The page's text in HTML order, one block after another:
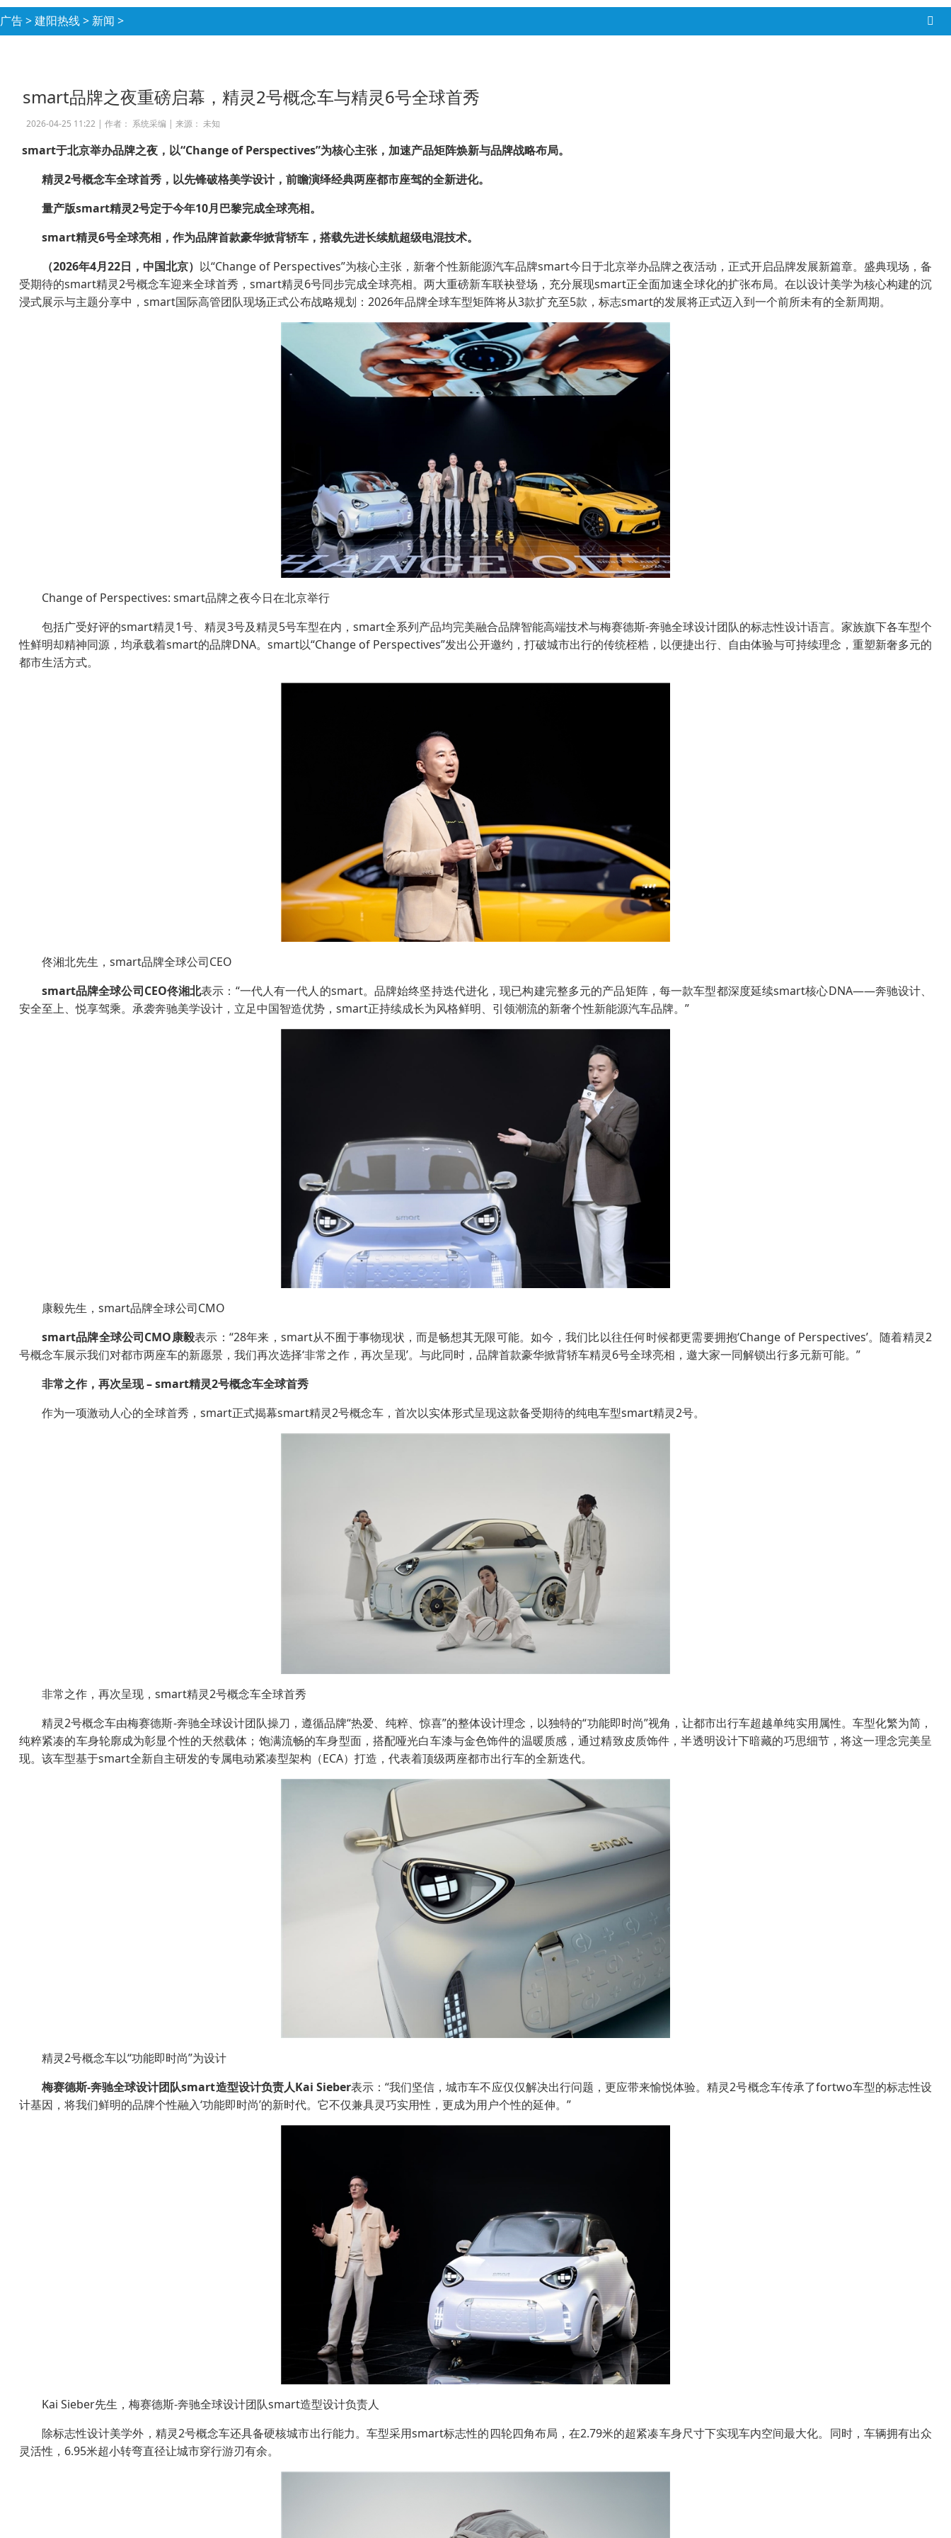
广告>建阳热线> 新闻 >
smart品牌之夜重磅启幕，精灵2号概念车与精灵6号全球首秀
2026-04-25 11:22 | 作者： 系统采编 | 来源： 未知
smart于北京举办品牌之夜，以“Change of Perspectives”为核心主张，加速产品矩阵焕新与品牌战略布局。
精灵2号概念车全球首秀，以先锋破格美学设计， 前瞻演绎经典两座都市座驾的全新进化。
量产版smart精灵2号定于今年10月巴黎完成全球亮相。
smart精灵6号全球亮相，作为品牌首款豪华掀背轿车，搭载先进长续航超级电混技术。
（2026年4月22日，中国北京） 以“Change of Perspectives”为核心主张，新奢个性新能源汽车品牌smart今日于北京举办品牌之夜活动，正式开启品牌发展新篇章。盛典现场，备
受期待的smart精灵2号概念车迎来全球首秀，smart精灵6号同步完成全球亮相。两大重磅新车联袂登场，充分展现smart正全面加速全球化的扩张布局。在以设计美学为核心构建的沉
浸式展示与主题分享中，smart国际高管团队现场正式公布战略规划：2026年品牌全球车型矩阵将从3款扩充至5款，标志smart的发展将正式迈入到一个前所未有的全新周期。
Change of Perspectives: smart品牌之夜今日在北京举行
包括广受好评的smart精灵1号、精灵3号及精灵5号车型在内，smart全系列产品均完美融合品牌智能高端技术与梅赛德斯-奔驰全球设计团队的标志性设计语言。家族旗下各车型个
性鲜明却精神同源，均承载着smart的品牌DNA。smart以“Change of Perspectives”发出公开邀约，打破城市出行的传统桎梏，以便捷出行、自由体验与可持续理念，重塑新奢多元的
都市生活方式。
佟湘北先生，smart品牌全球公司CEO
smart品牌全球公司CEO佟湘北表示：“一代人有一代人的smart。品牌始终坚持迭代进化，现已构建完整多元的产品矩阵，每一款车型都深度延续smart核心DNA——奔驰设计、
安全至上、悦享驾乘。承袭奔驰美学设计，立足中国智造优势，smart正持续成长为风格鲜明、引领潮流的新奢个性新能源汽车品牌。”
康毅先生，smart品牌全球公司CMO
smart品牌全球公司CMO康毅表示：“28年来，smart从不囿于事物现状，而是畅想其无限可能。如今，我们比以往任何时候都更需要拥抱‘Change of Perspectives’。随着精灵2
号概念车展示我们对都市两座车的新愿景，我们再次选择‘非常之作，再次呈现’。与此同时，品牌首款豪华掀背轿车精灵6号全球亮相，邀大家一同解锁出行多元新可能。”
非常之作，再次呈现– smart精灵2号概念车全球首秀
作为一项激动人心的全球首秀，smart正式揭幕smart精灵2号概念车，首次以实体形式呈现这款备受期待的纯电车型smart精灵2号。
非常之作，再次呈现，smart精灵2号概念车全球首秀
精灵2号概念车由梅赛德斯-奔驰全球设计团队操刀，遵循品牌“热爱、纯粹、惊喜”的整体设计理念，以独特的“功能即时尚”视角，让都市出行车超越单纯实用属性。车型化繁为简，
纯粹紧凑的车身轮廓成为彰显个性的天然载体；饱满流畅的车身型面，搭配哑光白车漆与金色饰件的温暖质感，通过精致皮质饰件，半透明设计下暗藏的巧思细节，将这一理念完美呈
现。该车型基于smart全新自主研发的专属电动紧凑型架构（ECA）打造，代表着顶级两座都市出行车的全新迭代。
精灵2号概念车以“功能即时尚”为设计
梅赛德斯-奔驰全球设计团队smart造型设计负责人Kai Sieber表示：“我们坚信，城市车不应仅仅解决出行问题，更应带来愉悦体验。精灵2号概念车传承了fortwo车型的标志性设
计基因，将我们鲜明的品牌个性融入‘功能即时尚’的新时代。它不仅兼具灵巧实用性，更成为用户个性的延伸。”
Kai Sieber先生，梅赛德斯-奔驰全球设计团队smart造型设计负责人
除标志性设计美学外，精灵2号概念车还具备硬核城市出行能力。车型采用smart标志性的四轮四角布局，在2.79米的超紧凑车身尺寸下实现车内空间最大化。同时，车辆拥有出众
灵活性，6.95米超小转弯直径让城市穿行游刃有余。